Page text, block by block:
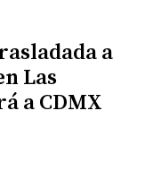
a
Las
a CDMX